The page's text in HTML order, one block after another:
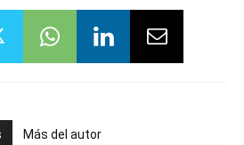
Más del autor